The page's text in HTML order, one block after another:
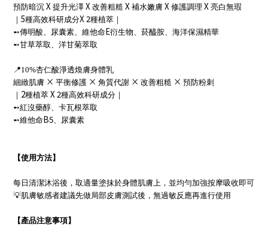
預防暗沉 X 提升光澤 X 改善粗糙 X 補水嫩膚 X 修護調理 X 亮白無瑕
｜ 5種高效科研成分X 2種植萃｜
➻傳明酸、尿囊素、維他命E衍生物、菸醯胺、海洋保濕精華
➻甘草萃取、洋甘菊萃取
📍10%杏仁酸淨透煥膚身體乳
細緻肌膚 × 平衡修護 × 角質代謝 × 改善粗糙 × 預防粉刺
｜ 2種植萃 X 2種高效科研成分｜
➻紅沒藥醇、卡瓦根萃取
➻維他命B5、尿囊素
【使用方法】
每日清潔沐浴後，取適量塗抹於身體肌膚上，並均勻加強按摩吸收即可
💡肌膚敏感者建議先做局部皮膚測試後，無過敏反應再進行使用
【產品注意事項】